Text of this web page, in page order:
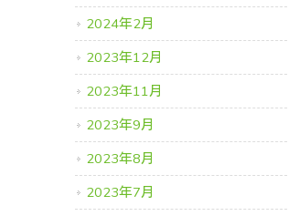
2024年2月
2023年12月
2023年11月
2023年9月
2023年8月
2023年7月